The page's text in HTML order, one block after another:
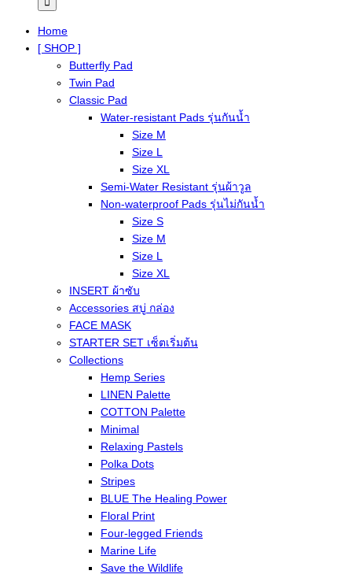
Home
[ SHOP ]
Butterfly Pad
Twin Pad
Classic Pad
Water-resistant Pads รุ่นกันน้ำ
Size M
Size L
Size XL
Semi-Water Resistant รุ่นผ้าวูล
Non-waterproof Pads รุ่นไม่กันน้ำ
Size S
Size M
Size L
Size XL
INSERT ผ้าซับ
Accessories สบู่ กล่อง
FACE MASK
STARTER SET เซ็ตเริ่มต้น
Collections
Hemp Series
LINEN Palette
COTTON Palette
Minimal
Relaxing Pastels
Polka Dots
Stripes
BLUE The Healing Power
Floral Print
Four-legged Friends
Marine Life
Save the Wildlife